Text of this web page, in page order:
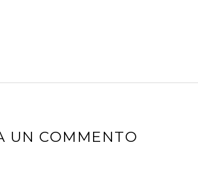
UN COMMENTO